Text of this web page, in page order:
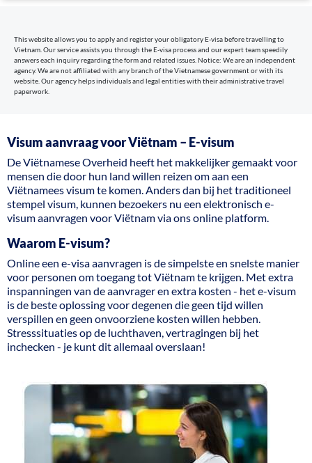
This website allows you to apply and register your obligatory E-visa before travelling to
Vietnam. Our service assists you through the E-visa process and our expert team speedily
answers each inquiry regarding the form and related issues. Notice: We are an independent
agency. We are not affiliated with any branch of the Vietnamese government or with its
website. Our agency helps individuals and legal entities with their administrative travel
paperwork.
Visum aanvraag voor Viëtnam – E-visum
De Viëtnamese Overheid heeft het makkelijker gemaakt voor
mensen die door hun land willen reizen om aan een
Viëtnamees visum te komen. Anders dan bij het traditioneel
stempel visum, kunnen bezoekers nu een elektronisch e-
visum aanvragen voor Viëtnam via ons online platform.
Waarom E-visum?
Online een e-visa aanvragen is de simpelste en snelste manier
voor personen om toegang tot Viëtnam te krijgen. Met extra
inspanningen van de aanvrager en extra kosten - het e-visum
is de beste oplossing voor degenen die geen tijd willen
verspillen en geen onvoorziene kosten willen hebben.
Stresssituaties op de luchthaven, vertragingen bij het
inchecken - je kunt dit allemaal overslaan!